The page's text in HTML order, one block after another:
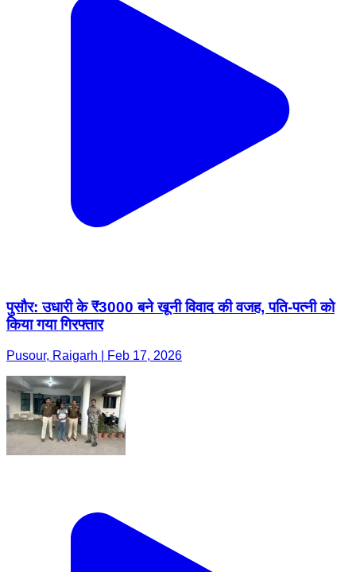
पुसौर: उधारी के ₹3000 बने खूनी विवाद की वजह, पति-पत्नी को
किया गया गिरफ्तार
Pusour, Raigarh | Feb 17, 2026